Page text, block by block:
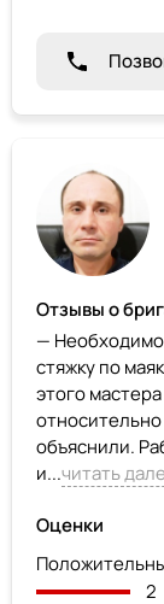
Отзывы о
—
стяжку по
этого
относительно
объяснили.
и...читать
Оценки
2